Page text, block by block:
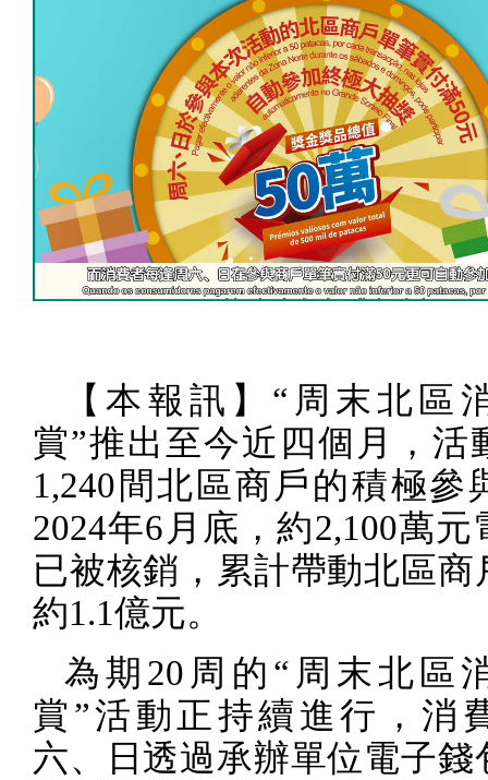
【本報訊】“周末北區
賞”推出至今近四個月，活
1,240 間北區商戶的積極參
2024年6 月底，約2,100萬元
已被核銷，累計帶動北區商
約1.1億元。
為期 20 周的“周末北區
賞”活動正持續進行，消
六、日透過承辦單位電子錢